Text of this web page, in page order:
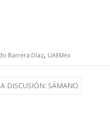
Barrera Díaz, UAEMex
DISCUSIÓN: SÁMANO